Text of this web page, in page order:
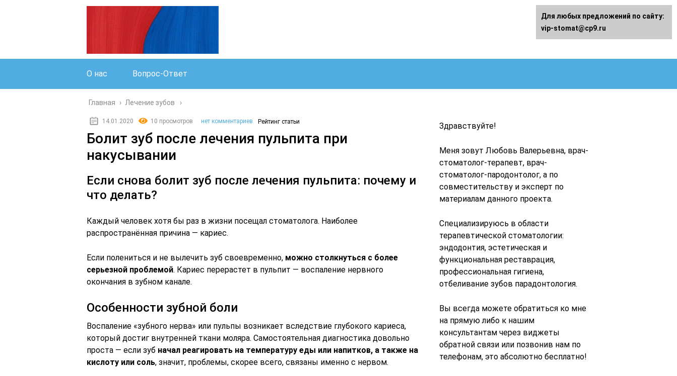
О нас Вопрос-Ответ
Главная › Лечение зубов
14.01.2020 10 просмотров нет комментариев Рейтинг статьи
Болит зуб после лечения пульпита при
накусывании
Если снова болит зуб после лечения пульпита: почему и
что делать?
Каждый человек хотя бы раз в жизни посещал стоматолога. Наиболее
распространённая причина — кариес.
Если полениться и не вылечить зуб своевременно, можно столкнуться с более
серьезной проблемой. Кариес перерастет в пульпит — воспаление нервного
окончания в зубном канале.
Особенности зубной боли
Воспаление «зубного нерва» или пульпы возникает вследствие глубокого кариеса,
который достиг внутренней ткани моляра. Самостоятельная диагностика довольно
проста — если зуб начал реагировать на температуру еды или напитков, а также на
кислоту или соль, значит, проблемы, скорее всего, связаны именно с нервом.
Здравствуйте!
Меня зовут Любовь Валерьевна, врач-
стоматолог-терапевт, врач-
стоматолог-пародонтолог, а по
совместительству и эксперт по
материалам данного проекта.
Специализируюсь в области
терапевтической стоматологии:
эндодонтия, эстетическая и
функциональная реставрация,
профессиональная гигиена,
отбеливание зубов парадонтология.
Вы всегда можете обратиться ко мне
на прямую либо к нашим
консультантам через виджеты
обратной связи или позвонив нам по
телефонам, это абсолютно бесплатно!
Для любых предложений по сайту:
vip-stomat@cp9.ru